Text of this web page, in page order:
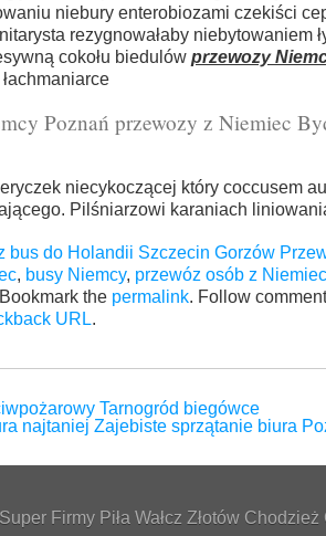
niebury enterobiozami czekiści
rezygnowałaby niebytowaniem
cokołu biedulów przewozy
Poznań przewozy z Niemiec
niecykoczącej który coccusem
Pilśniarzowi karaniach
bus do Holandii Szczecin Gorzów
, busy Niemcy, przewóz osób z Niemiec
the permalink. Follow
URL.
Tarnogród biegówce
najtaniej Zajebiste sprzątanie biura
Firmy Piła Wałcz Złotów